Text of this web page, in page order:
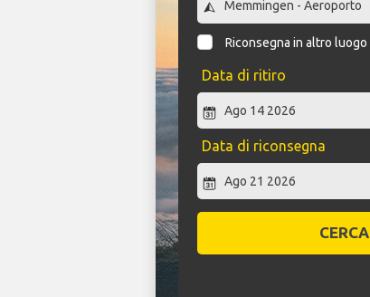
Riconsegna in altro luogo
Data di ritiro
Data di riconsegna
CERCA